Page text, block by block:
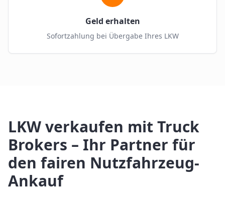
Geld erhalten
Sofortzahlung bei Übergabe Ihres LKW
LKW verkaufen mit Truck
Brokers – Ihr Partner für
den fairen Nutzfahrzeug-
Ankauf